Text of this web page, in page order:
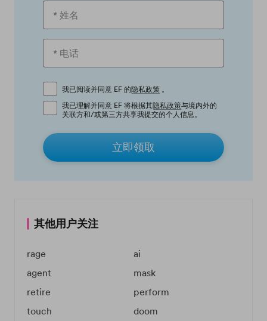
我已阅读并同意 EF 的隐私政策 。
我已理解并同意 EF 将根据其隐私政策与境内外的
关联方和/或第三方共享我提交的个人信息。
立即领取
其他用户关注
rage
ai
agent
mask
retire
perform
touch
doom